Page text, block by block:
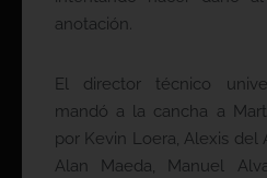
anotación.
El director técnico
mandó a la cancha a
por Kevin Loera, Alexis del
Alan Maeda, Manuel